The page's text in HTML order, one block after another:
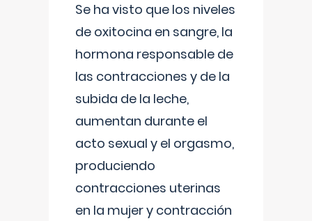
Se ha visto que los niveles
de oxitocina en sangre, la
hormona responsable de
las contracciones y de la
subida de la leche,
aumentan durante el
acto sexual y el orgasmo,
produciendo
contracciones uterinas
en la mujer y contracción